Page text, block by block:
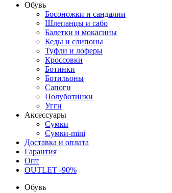
Обувь
Босоножки и сандалии
Шлепанцы и сабо
Балетки и мокасины
Кеды и слипоны
Туфли и лоферы
Кроссовки
Ботинки
Ботильоны
Сапоги
Полуботинки
Угги
Аксессуары
Сумки
Сумки-mini
Доставка и оплата
Гарантия
Опт
OUTLET -90%
Обувь